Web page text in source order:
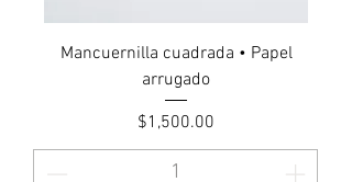
Mancuernilla cuadrada • Papel
arrugado
Precio
$1,500.00